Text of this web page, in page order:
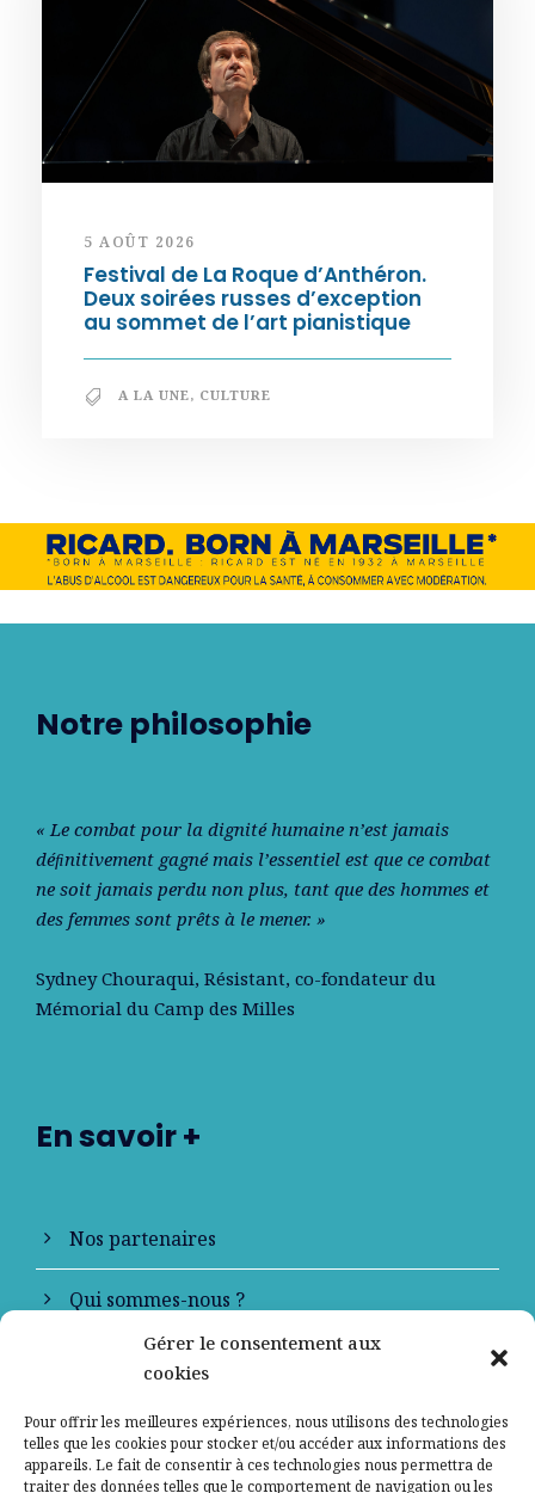
Gérer le consentement aux
cookies
Pour offrir les meilleures expériences, nous utilisons des technologies
telles que les cookies pour stocker et/ou accéder aux informations des
appareils. Le fait de consentir à ces technologies nous permettra de
traiter des données telles que le comportement de navigation ou les
5 AOÛT 2026
Festival de La Roque d’Anthéron.
Deux soirées russes d’exception
au sommet de l’art pianistique
A LA UNE, CULTURE
Notre philosophie
« Le combat pour la dignité humaine n’est jamais
déﬁnitivement gagné mais l’essentiel est que ce combat
ne soit jamais perdu non plus, tant que des hommes et
des femmes sont prêts à le mener. »
Sydney Chouraqui, Résistant, co-fondateur du
Mémorial du Camp des Milles
En savoir +
Nos partenaires
Qui sommes-nous ?
Contactez-nous
Mentions légales
Politique de confidentialité